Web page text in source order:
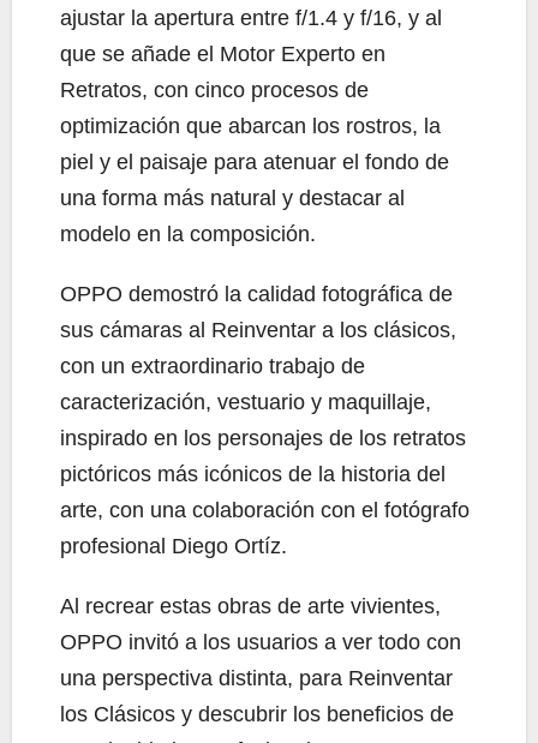
ajustar la apertura entre f/1.4 y f/16, y al
que se añade el Motor Experto en
Retratos, con cinco procesos de
optimización que abarcan los rostros, la
piel y el paisaje para atenuar el fondo de
una forma más natural y destacar al
modelo en la composición.
OPPO demostró la calidad fotográfica de
sus cámaras al Reinventar a los clásicos,
con un extraordinario trabajo de
caracterización, vestuario y maquillaje,
inspirado en los personajes de los retratos
pictóricos más icónicos de la historia del
arte, con una colaboración con el fotógrafo
profesional Diego Ortíz.
Al recrear estas obras de arte vivientes,
OPPO invitó a los usuarios a ver todo con
una perspectiva distinta, para Reinventar
los Clásicos y descubrir los beneficios de